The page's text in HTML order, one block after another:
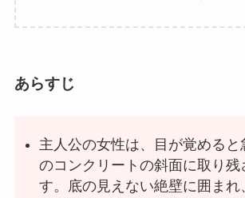
あらすじ
主人公の女性は、目が覚めると
のコンクリートの斜面に取り残
す。底の見えない絶壁に囲まれ